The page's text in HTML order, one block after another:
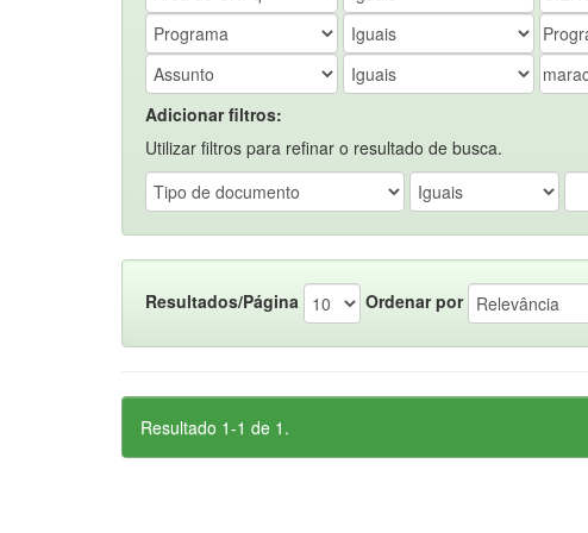
Adicionar filtros:
Utilizar filtros para refinar o resultado de busca.
Resultados/Página Ordenar por
Resultado 1-1 de 1.